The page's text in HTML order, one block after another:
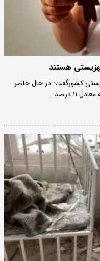
کشورگفت: در حال حاضر